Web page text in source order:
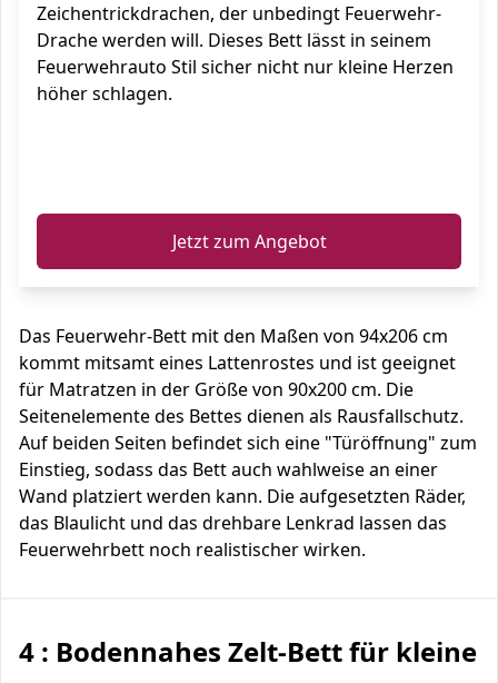
Zeichentrickdrachen, der unbedingt Feuerwehr-
Drache werden will. Dieses Bett lässt in seinem
Feuerwehrauto Stil sicher nicht nur kleine Herzen
höher schlagen.
Jetzt zum Angebot
Das Feuerwehr-Bett mit den Maßen von 94x206 cm
kommt mitsamt eines Lattenrostes und ist geeignet
für Matratzen in der Größe von 90x200 cm. Die
Seitenelemente des Bettes dienen als Rausfallschutz.
Auf beiden Seiten befindet sich eine "Türöffnung" zum
Einstieg, sodass das Bett auch wahlweise an einer
Wand platziert werden kann. Die aufgesetzten Räder,
das Blaulicht und das drehbare Lenkrad lassen das
Feuerwehrbett noch realistischer wirken.
4 : Bodennahes Zelt-Bett für kleine